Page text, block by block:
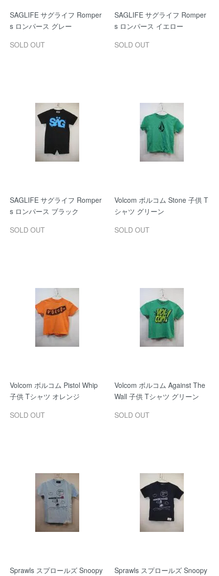
SAGLIFE サグライフ Romper
s ロンパース グレー
SOLD OUT
SAGLIFE サグライフ Romper
s ロンパース イエロー
SOLD OUT
SAGLIFE サグライフ Romper
s ロンパース ブラック
SOLD OUT
Volcom ボルコム Stone 子供 T
シャツ グリーン
SOLD OUT
Volcom ボルコム Pistol Whip
子供 Tシャツ オレンジ
SOLD OUT
Volcom ボルコム Against The
Wall 子供 Tシャツ グリーン
SOLD OUT
Sprawls スプロールズ Snoopy
Sprawls スプロールズ Snoopy